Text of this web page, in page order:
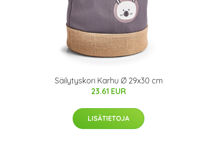
Säilytyskori Karhu Ø 29x30 cm
23.61 EUR
LISÄTIETOJA